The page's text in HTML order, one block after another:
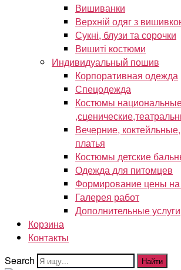
Вишиванки
Верхній одяг з
Сукні, блузи та сорочки
Вишиті костюми
Индивидуальный пошив
Корпоративная одежда
Спецодежда
Костюмы
Вечерние,
платья
Костюмы детские
Одежда для питомцев
Формирование цены
Галерея работ
Дополнительные услуги
Корзина
Контакты
Search
Найти